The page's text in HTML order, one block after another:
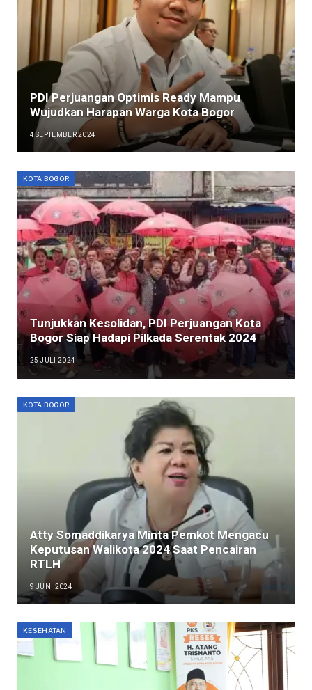
PDI Perjuangan Optimis Ready Mampu
Wujudkan Harapan Warga Kota Bogor
4 SEPTEMBER 2024
KOTA BOGOR
Tunjukkan Kesolidan, PDI Perjuangan Kota
Bogor Siap Hadapi Pilkada Serentak 2024
25 JULI 2024
KOTA BOGOR
Atty Somaddikarya Minta Pemkot Mengacu
Keputusan Walikota 2024 Saat Pencairan
RTLH
9 JUNI 2024
KESEHATAN